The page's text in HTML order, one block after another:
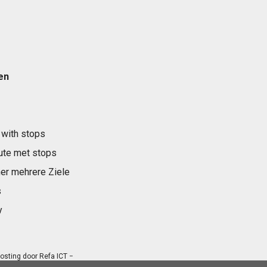
stops
met stops
mehrere Ziele
door Refa ICT−